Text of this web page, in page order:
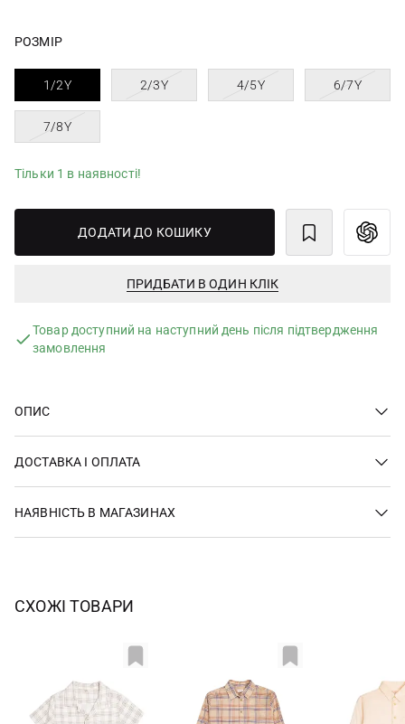
РОЗМІР
1/2Y 2/3Y 4/5Y 6/7Y
7/8Y
Тільки 1 в наявності!
ДОДАТИ ДО КОШИКУ
ПРИДБАТИ В ОДИН КЛІК
Товар доступний на наступний день після підтвердження
замовлення
ОПИС
ДОСТАВКА І ОПЛАТА
НАЯВНІСТЬ В МАГАЗИНАХ
СХОЖІ ТОВАРИ